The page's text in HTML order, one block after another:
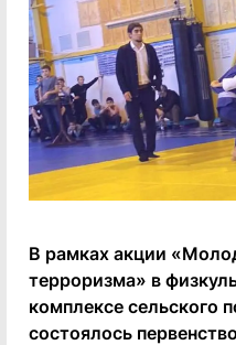
В рамках акции
терроризма» в
комплексе сельского
состоялось